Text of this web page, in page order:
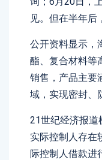
见。但在半年后
公开资料显示，
酯、复合材料等
销售，产品主要
域，实现密封、
21世纪经济报道
实际控制人存在
际控制人借款进